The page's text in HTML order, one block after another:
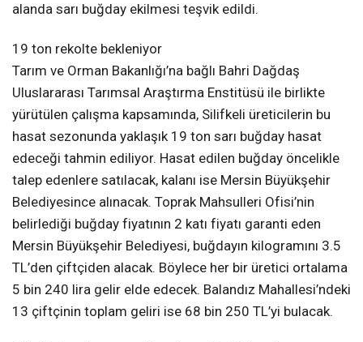
alanda sarı buğday ekilmesi teşvik edildi.
19 ton rekolte bekleniyor
Tarım ve Orman Bakanlığı’na bağlı Bahri Dağdaş
Uluslararası Tarımsal Araştırma Enstitüsü ile birlikte
yürütülen çalışma kapsamında, Silifkeli üreticilerin bu
hasat sezonunda yaklaşık 19 ton sarı buğday hasat
edeceği tahmin ediliyor. Hasat edilen buğday öncelikle
talep edenlere satılacak, kalanı ise Mersin Büyükşehir
Belediyesince alınacak. Toprak Mahsulleri Ofisi’nin
belirlediği buğday fiyatının 2 katı fiyatı garanti eden
Mersin Büyükşehir Belediyesi, buğdayın kilogramını 3.5
TL’den çiftçiden alacak. Böylece her bir üretici ortalama
5 bin 240 lira gelir elde edecek. Balandız Mahallesi’ndeki
13 çiftçinin toplam geliri ise 68 bin 250 TL’yi bulacak.